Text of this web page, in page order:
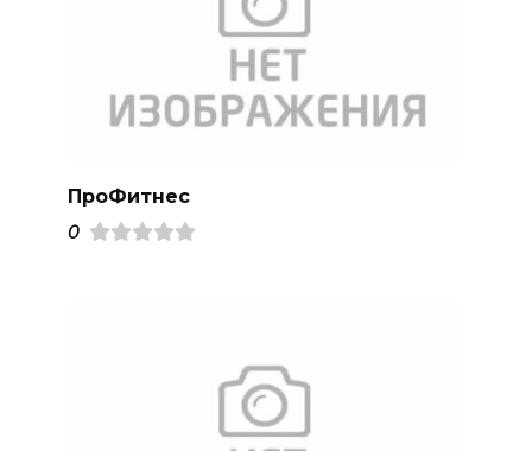
ПроФитнес
0